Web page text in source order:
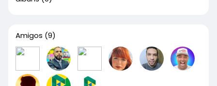
Amigos (9)